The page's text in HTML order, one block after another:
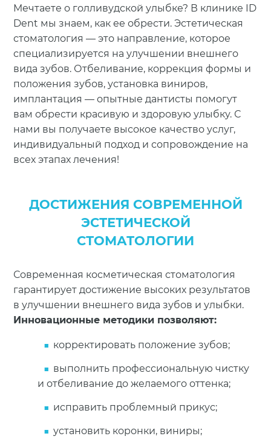
Мечтаете о голливудской улыбке? В клинике ID
Dent мы знаем, как ее обрести. Эстетическая
стоматология — это направление, которое
специализируется на улучшении внешнего
вида зубов. Отбеливание, коррекция формы и
положения зубов, установка виниров,
имплантация — опытные дантисты помогут
вам обрести красивую и здоровую улыбку. С
нами вы получаете высокое качество услуг,
индивидуальный подход и сопровождение на
всех этапах лечения!
ДОСТИЖЕНИЯ СОВРЕМЕННОЙ
ЭСТЕТИЧЕСКОЙ
СТОМАТОЛОГИИ
Современная косметическая стоматология
гарантирует достижение высоких результатов
в улучшении внешнего вида зубов и улыбки.
Инновационные методики позволяют:
корректировать положение зубов;
выполнить профессиональную чистку
и отбеливание до желаемого оттенка;
исправить проблемный прикус;
установить коронки, виниры;